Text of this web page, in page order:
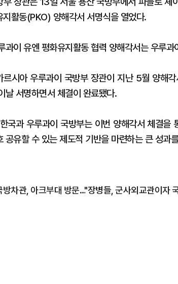
지활동(PKO) 양해각서 서명식을 열었다.
과이 유엔 평화유지활동 협력 양해각서는 우루
르시아 우루과이 국방부 장관이 지난 5월 양해
날 서명하면서 체결이 완료됐다.
국과 우루과이 국방부는 이번 양해각서 체결을
공유할 수 있는 제도적 기반을 마련하는 큰 성과
방차관, 아크부대 방문…"장병들, 군사외교관이자